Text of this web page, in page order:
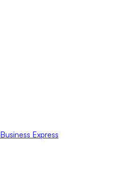
Business Express